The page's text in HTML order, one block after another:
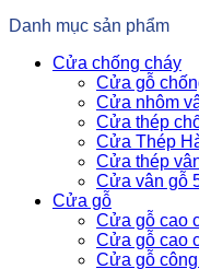
Danh mục sản phẩm
Cửa chống cháy
Cửa gỗ
Cửa nhôm
Cửa thép
Cửa Thép
Cửa thép
Cửa vân gỗ
Cửa gỗ
Cửa gỗ cao
Cửa gỗ cao
Cửa gỗ